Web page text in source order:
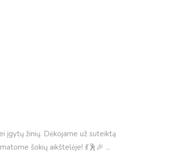
įgytų žinių. Dėkojame už suteiktą
šokių aikštelėje! 💃🕺🎉